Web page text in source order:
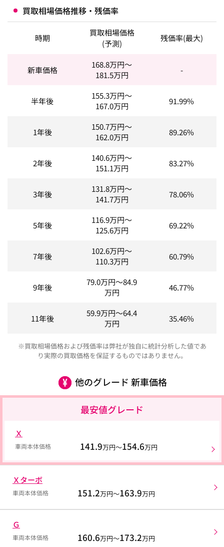
買取相場価格推移・残価率
時期
買取相場価格
(予測)
残価率(最大)
新車価格 168.8万円～
181.5万円 -
半年後 155.3万円～
167.0万円 91.99%
1年後 150.7万円～
162.0万円 89.26%
2年後 140.6万円～
151.1万円 83.27%
3年後 131.8万円～
141.7万円 78.06%
5年後 116.9万円～
125.6万円 69.22%
7年後 102.6万円～
110.3万円 60.79%
9年後 79.0万円～84.9
万円
46.77%
11年後 59.9万円～64.4
万円
35.46%
※買取相場価格および残価率は弊社が独自に統計分析した値であ
り実際の買取価格を保証するものではありません。
他のグレード 新車価格
最安値グレード
Ｘ
車両本体価格 141.9万円～154.6万円
Ｘターボ
車両本体価格 151.2万円～163.9万円
Ｇ
車両本体価格 160.6万円～173.2万円